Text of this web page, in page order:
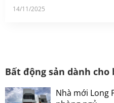
14/11/2025
Bất động sản dành cho
Nhà mới Long